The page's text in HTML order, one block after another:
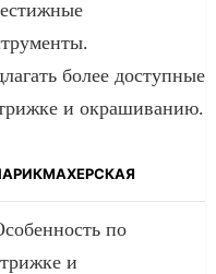
более доступные
и окрашиванию.
по
и